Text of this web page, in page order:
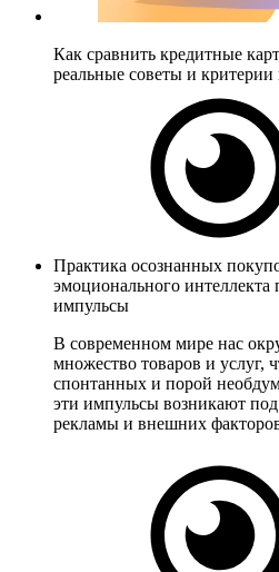
Как сравнить кредитные
реальные советы и критерии
Практика осознанных
эмоционального интеллекта
импульсы
В современном мире нас
множество товаров и услуг,
спонтанных и порой
эти импульсы возникают
рекламы и внешних